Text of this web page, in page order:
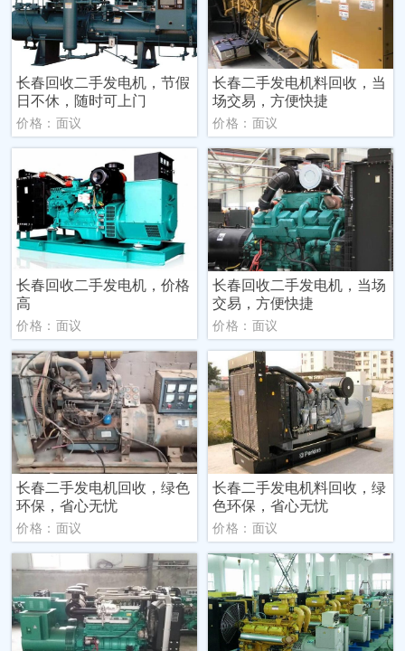
长春回收二手发电机，节假
日不休，随时可上门
价格：面议
长春二手发电机料回收，当
场交易，方便快捷
价格：面议
长春回收二手发电机，价格
高
价格：面议
长春回收二手发电机，当场
交易，方便快捷
价格：面议
长春二手发电机回收，绿色
环保，省心无忧
价格：面议
长春二手发电机料回收，绿
色环保，省心无忧
价格：面议